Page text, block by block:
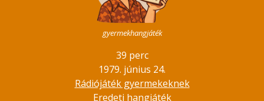
gyermekhangjáték
39 perc
1979. június 24.
Rádiójáték gyermekeknek
Eredeti hangjáték